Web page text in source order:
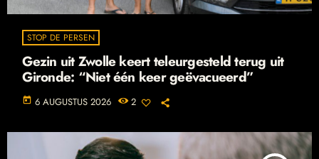
STOP DE PERSEN
Gezin uit Zwolle keert teleurgesteld terug uit
Gironde: “Niet één keer geëvacueerd”
today 6 AUGUSTUS 2026 2